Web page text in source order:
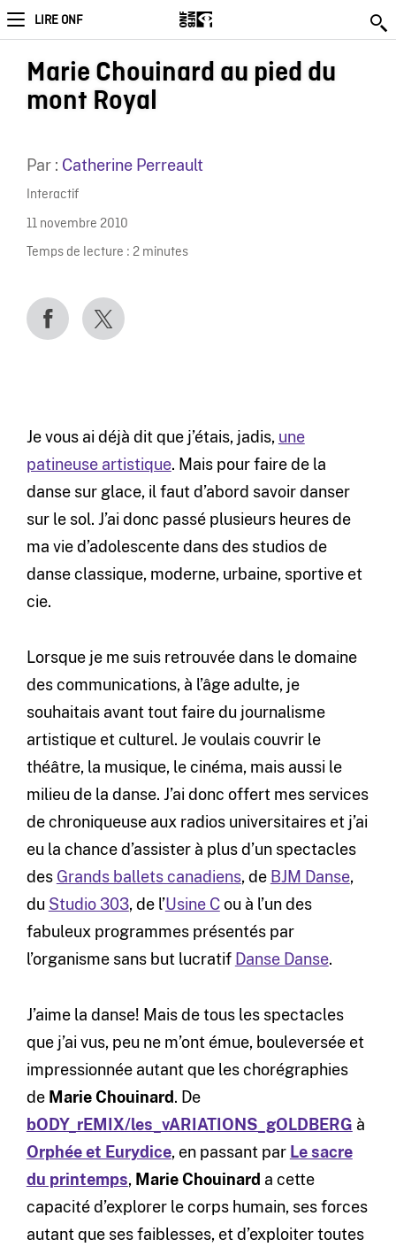
LIRE ONF
Marie Chouinard au pied du
mont Royal
Par : Catherine Perreault
Interactif
11 novembre 2010
Temps de lecture : 2 minutes
Je vous ai déjà dit que j’étais, jadis, une
patineuse artistique. Mais pour faire de la
danse sur glace, il faut d’abord savoir danser
sur le sol. J’ai donc passé plusieurs heures de
ma vie d’adolescente dans des studios de
danse classique, moderne, urbaine, sportive et
cie.
Lorsque je me suis retrouvée dans le domaine
des communications, à l’âge adulte, je
souhaitais avant tout faire du journalisme
artistique et culturel. Je voulais couvrir le
théâtre, la musique, le cinéma, mais aussi le
milieu de la danse. J’ai donc offert mes services
de chroniqueuse aux radios universitaires et j’ai
eu la chance d’assister à plus d’un spectacles
des Grands ballets canadiens, de BJM Danse,
du Studio 303, de l’Usine Cou à l’un des
fabuleux programmes présentés par
l’organisme sans but lucratif Danse Danse.
J’aime la danse! Mais de tous les spectacles
que j’ai vus, peu ne m’ont émue, bouleversée et
impressionnée autant que les chorégraphies
de Marie Chouinard. De
bODY_rEMIX/les_vARIATIONS_gOLDBERG à
Orphée et Eurydice, en passant par Le sacre
du printemps, Marie Chouinard a cette
capacité d’explorer le corps humain, ses forces
autant que ses faiblesses, et d’exploiter toutes